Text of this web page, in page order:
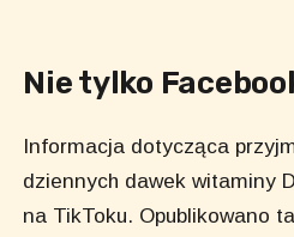
Nie tylko
Informacja dotycząca
dziennych dawek witaminy
na TikToku. Opublikowano